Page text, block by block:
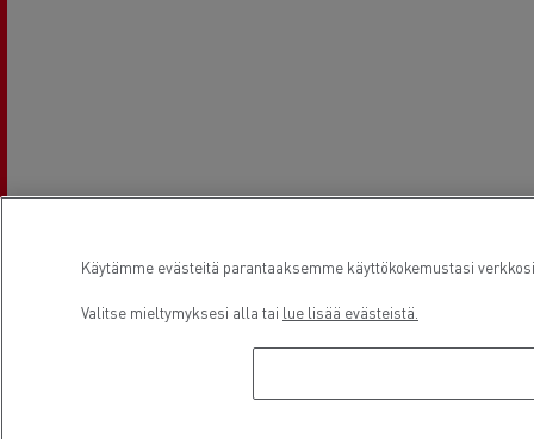
Aukioloajat
Käytämme evästeitä parantaaksemme käyttökokemustasi
Valitse mieltymyksesi alla tai lue lisää evästeistä.